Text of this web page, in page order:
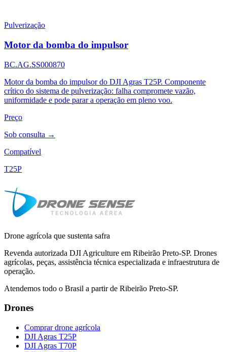
Pulverização
Motor da bomba do impulsor
BC.AG.SS000870
Motor da bomba do impulsor do DJI Agras T25P. Componente
crítico do sistema de pulverização: falha compromete vazão,
uniformidade e pode parar a operação em pleno voo.
Preço
Sob consulta →
Compatível
T25P
Drone agrícola que sustenta safra
Revenda autorizada DJI Agriculture em Ribeirão Preto-SP. Drones
agrícolas, peças, assistência técnica especializada e infraestrutura de
operação.
Atendemos todo o Brasil a partir de Ribeirão Preto-SP.
Drones
Comprar drone agrícola
DJI Agras T25P
DJI Agras T70P